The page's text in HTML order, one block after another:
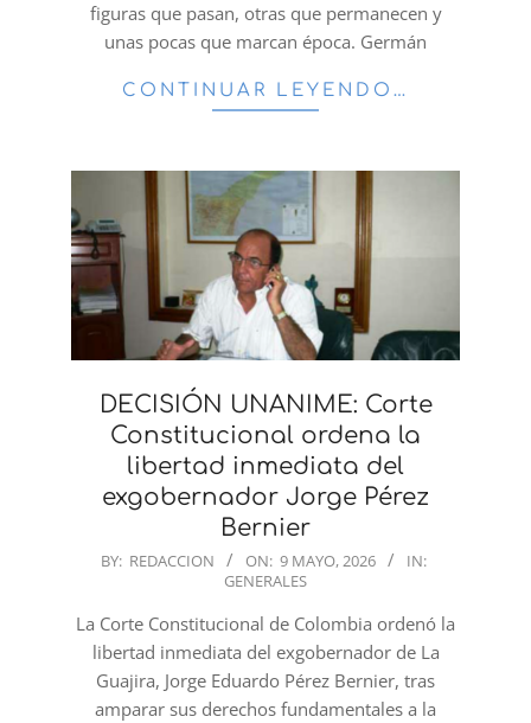
figuras que pasan, otras que permanecen y
unas pocas que marcan época. Germán
CONTINUAR LEYENDO…
DECISIÓN UNANIME: Corte
Constitucional ordena la
libertad inmediata del
exgobernador Jorge Pérez
Bernier
2026-
09
BY: REDACCION ON: 9 MAYO, 2026
IN:
GENERALES
La Corte Constitucional de Colombia ordenó la
libertad inmediata del exgobernador de La
Guajira, Jorge Eduardo Pérez Bernier, tras
amparar sus derechos fundamentales a la